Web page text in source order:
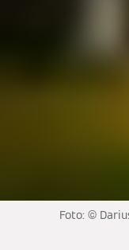
Foto: ©